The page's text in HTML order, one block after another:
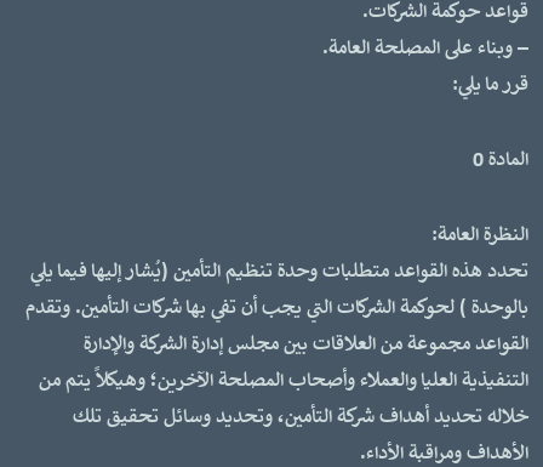
قواعد حوكمة الشركات.
– وبناء على المصلحة العامة.
قرر ما يلي:
المادة 0
النظرة العامة:
تحدد هذه القواعد متطلبات وحدة تنظيم التأمين (يُشار إليها فيما يلي
بالوحدة ) لحوكمة الشركات التي يجب أن تفي بها شركات التأمين. وتقدم
القواعد مجموعة من العلاقات بين مجلس إدارة الشركة والإدارة
التنفيذية العليا والعملاء وأصحاب المصلحة الآخرين؛ وهيكلاً يتم من
خلاله تحديد أهداف شركة التأمين، وتحديد وسائل تحقيق تلك
الأهداف ومراقبة الأداء.